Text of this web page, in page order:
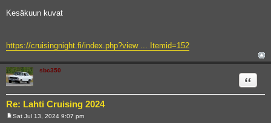
Kesäkuun kuvat
https://cruisingnight.fi/index.php?view ... Itemid=152
sbc350
Re: Lahti Cruising 2024
Quote
Sat Jul 13, 2024 9:07 pm